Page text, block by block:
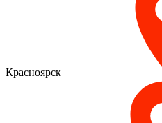
Красноярск